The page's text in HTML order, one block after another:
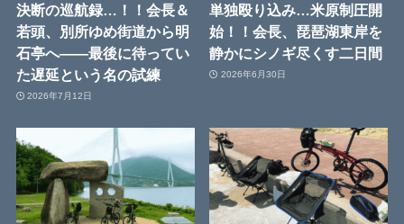
決断の巡航録…！！会長＆
若頭、別所ゆめ街道から明
石亭へ――最後に待ってい
た遅延という名の試練
2026年7月12日
単独殴り込み…米原制圧開
始！！会長、琵琶湖東岸を
静かにシノギ尽くす二日間
2026年6月30日